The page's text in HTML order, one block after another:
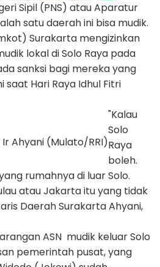
Sipil (PNS) atau Aparatur
satu daerah ini bisa mudik.
Surakarta mengizinkan
lokal di Solo Raya pada
sanksi bagi mereka yang
Hari Raya Idhul Fitri
Ahyani (Mulato/RRI)
"Kalau
Solo
Raya
boleh.
rumahnya di luar Solo.
atau Jakarta itu yang tidak
Daerah Surakarta Ahyani,
ASN mudik keluar Solo
pemerintah pusat, yang